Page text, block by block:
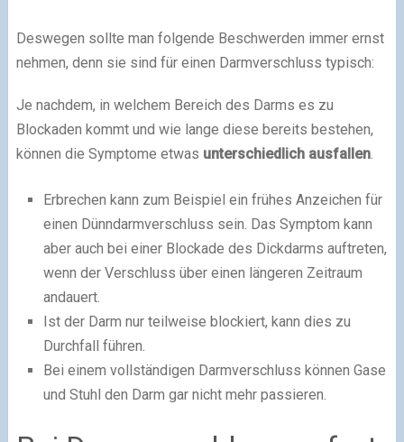
Deswegen sollte man folgende Beschwerden immer ernst
nehmen, denn sie sind für einen Darmverschluss typisch:
Je nachdem, in welchem Bereich des Darms es zu
Blockaden kommt und wie lange diese bereits bestehen,
können die Symptome etwas unterschiedlich ausfallen.
Erbrechen kann zum Beispiel ein frühes Anzeichen für
einen Dünndarmverschluss sein. Das Symptom kann
aber auch bei einer Blockade des Dickdarms auftreten,
wenn der Verschluss über einen längeren Zeitraum
andauert.
Ist der Darm nur teilweise blockiert, kann dies zu
Durchfall führen.
Bei einem vollständigen Darmverschluss können Gase
und Stuhl den Darm gar nicht mehr passieren.